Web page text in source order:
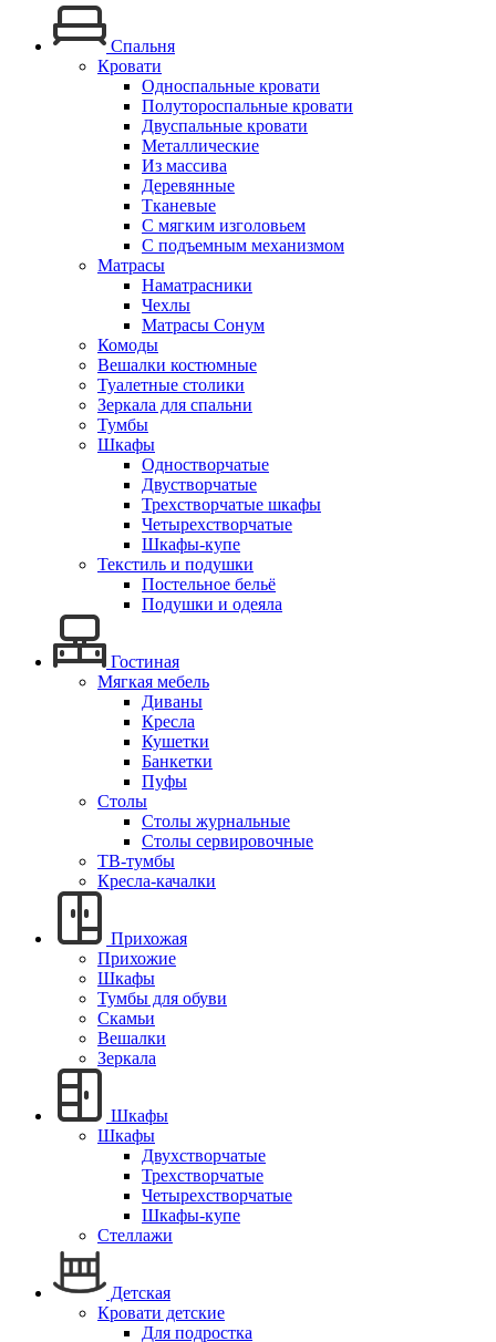
Спальня
Кровати
Односпальные кровати
Полутороспальные кровати
Двуспальные кровати
Металлические
Из массива
Деревянные
Тканевые
С мягким изголовьем
С подъемным механизмом
Матрасы
Наматрасники
Чехлы
Матрасы Сонум
Комоды
Вешалки костюмные
Туалетные столики
Зеркала для спальни
Тумбы
Шкафы
Одностворчатые
Двустворчатые
Трехстворчатые шкафы
Четырехстворчатые
Шкафы-купе
Текстиль и подушки
Постельное бельё
Подушки и одеяла
Гостиная
Мягкая мебель
Диваны
Кресла
Кушетки
Банкетки
Пуфы
Столы
Столы журнальные
Столы сервировочные
ТВ-тумбы
Кресла-качалки
Прихожая
Прихожие
Шкафы
Тумбы для обуви
Скамьи
Вешалки
Зеркала
Шкафы
Шкафы
Двухстворчатые
Трехстворчатые
Четырехстворчатые
Шкафы-купе
Стеллажи
Детская
Кровати детские
Для подростка